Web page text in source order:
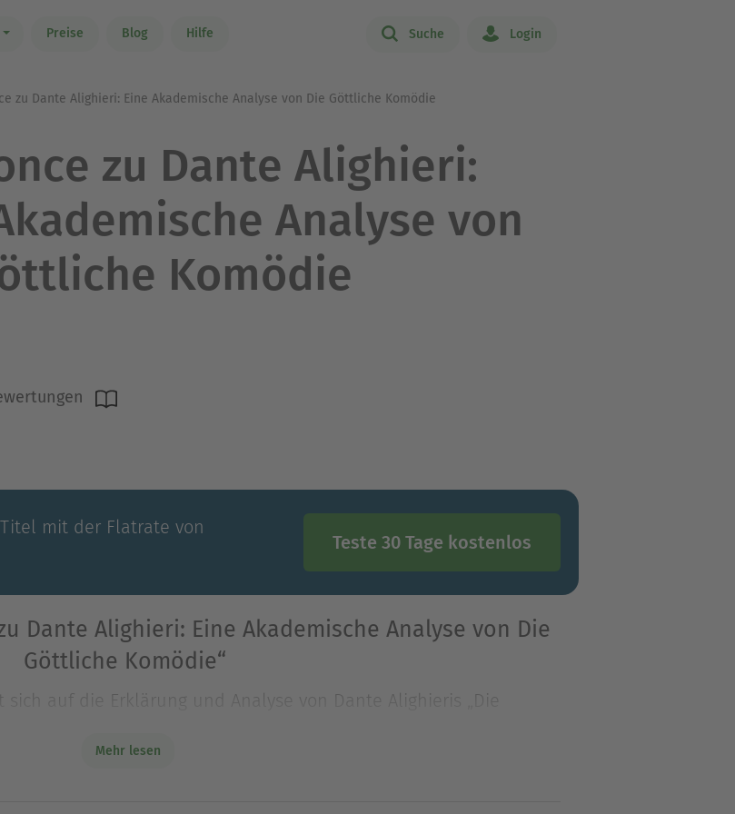
Preise Blog Hilfe Suche Login
zu Dante Alighieri: Eine Akademische Analyse von Die Göttliche Komödie
zu Dante Alighieri:
Analyse von
Komödie
mit der Flatrate von
Teste 30 Tage kostenlos
Dante Alighieri: Eine Akademische Analyse von Die
Göttliche Komödie“
auf die Erklärung und Analyse von Dante Alighieris „Die
auf die Erklärung und Analyse von Dante Alighieris „Die
Mehr lesen